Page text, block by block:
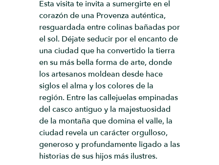
Esta visita te invita a sumergirte en el
corazón de una Provenza auténtica,
resguardada entre colinas bañadas por
el sol. Déjate seducir por el encanto de
una ciudad que ha convertido la tierra
en su más bella forma de arte, donde
los artesanos moldean desde hace
siglos el alma y los colores de la
región. Entre las callejuelas empinadas
del casco antiguo y la majestuosidad
de la montaña que domina el valle, la
ciudad revela un carácter orgulloso,
generoso y profundamente ligado a las
historias de sus hijos más ilustres.